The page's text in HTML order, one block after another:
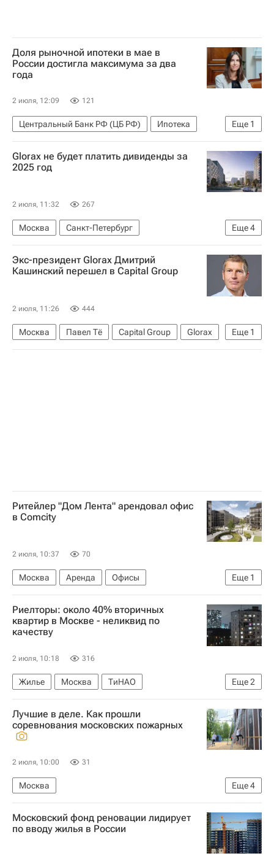
Доля рыночной ипотеки в мае в
России достигла максимума за два
года
2 июля, 12:09 121
Еще 1
Центральный Банк РФ (ЦБ РФ)
Ипотека
Россия
Glorax не будет платить дивиденды за
2025 год
2 июля, 11:32 267
Еще4
Москва
Санкт-Петербург
Нижний Новгород
Андрей Биржин
Glorax
Московская биржа
Экс-президент Glorax Дмитрий
Кашинский перешел в Capital Group
2 июля, 11:26 444
Еще 1
Москва Павел Тё Capital Group
Glorax
Эталон
Ритейлер "Дом Лента" арендовал офис
в Comcity
2 июля, 10:37 70
Еще 1
Москва Аренда
Офисы
Коммерческая недвижимость
Риелторы: около 40% вторичных
квартир в Москве - неликвид по
качеству
2 июля, 10:18 316
Еще2
Жилье Москва
ТиНАО
ИНКОМ-Недвижимость
Вторичное жилье
Лучшие в деле. Как прошли
соревнования московских пожарных
2 июля, 10:00 31
Еще4
Москва
Москва Сегодня: мегаполис для жизни
Комплекс городского хозяйства Москвы
Московский фонд реновации лидирует
по вводу жилья в России